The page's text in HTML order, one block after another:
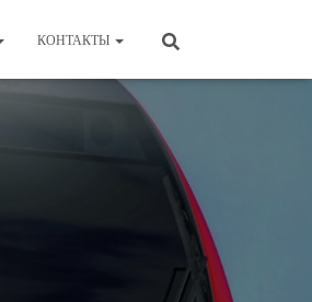
КОНТАКТЫ